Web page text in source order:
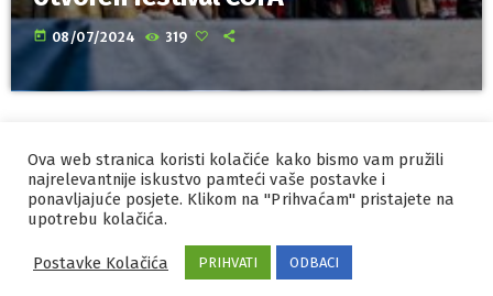
today 08/07/2024 319
IZRADA I HOSTINGORBIS
MARKETING
PRAVILA PRIVATNOSTI
Ova web stranica koristi kolačiće kako bismo vam pružili
najrelevantnije iskustvo pamteći vaše postavke i
ponavljajuće posjete. Klikom na "Prihvaćam" pristajete na
upotrebu kolačića.
Postavke Kolačića PRIHVATI ODBACI